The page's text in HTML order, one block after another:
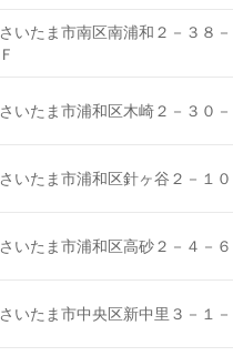
さいたま市南区南浦和２－３８
Ｆ
さいたま市浦和区木崎２－３０
さいたま市浦和区針ヶ谷２－１
さいたま市浦和区高砂２－４－６
さいたま市中央区新中里３－１